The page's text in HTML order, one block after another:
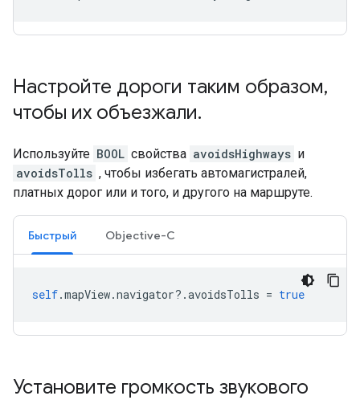
Настройте дороги таким образом,
чтобы их объезжали.
Используйте BOOL свойства avoidsHighways и
avoidsTolls , чтобы избегать автомагистралей,
платных дорог или и того, и другого на маршруте.
Быстрый Objective-C
self.mapView.navigator?.avoidsTolls = true
Установите громкость звукового